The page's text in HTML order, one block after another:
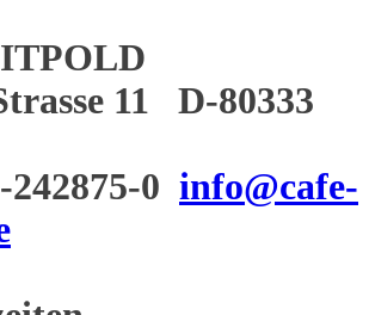
11 D-80333
0 info@cafe-